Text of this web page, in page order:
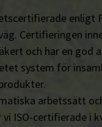
enligt
Certifieringen
och har en god
system för
arbetssätt
ISO-certifierade i